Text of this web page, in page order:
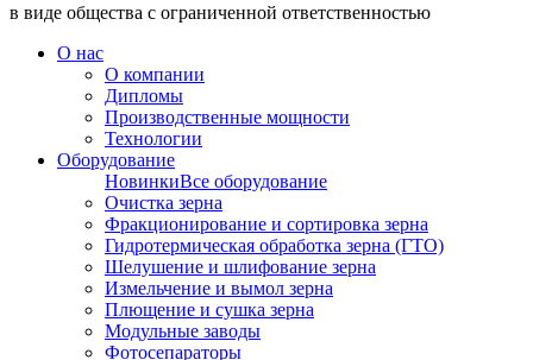
в виде общества с ограниченной ответственностью
О нас
О компании
Дипломы
Производственные мощности
Технологии
Оборудование
НовинкиВсе оборудование
Очистка зерна
Фракционирование и сортировка зерна
Гидротермическая обработка зерна (ГТО)
Шелушение и шлифование зерна
Измельчение и вымол зерна
Плющение и сушка зерна
Модульные заводы
Фотосепараторы